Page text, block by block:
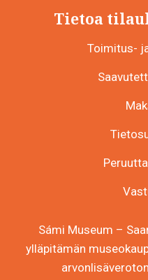
Tietoa
Toimitus-
Sámi Museum –
ylläpitämän